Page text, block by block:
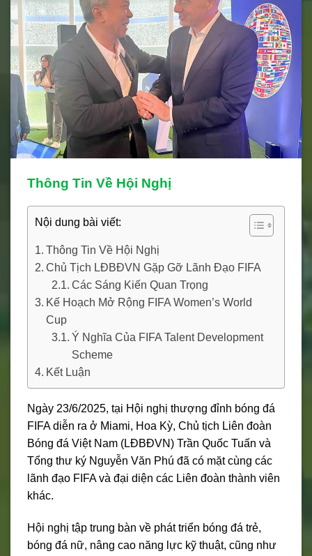
Thông Tin Về Hội Nghị
Nội dung bài viết:
Thông Tin Về Hội Nghị
Chủ Tịch LĐBĐVN Gặp Gỡ Lãnh Đạo FIFA
Các Sáng Kiến Quan Trọng
Kế Hoạch Mở Rộng FIFA Women’s World
Cup
Ý Nghĩa Của FIFA Talent Development
Scheme
Kết Luận
Ngày 23/6/2025, tại Hội nghị thượng đỉnh bóng đá
FIFA diễn ra ở Miami, Hoa Kỳ, Chủ tịch Liên đoàn
Bóng đá Việt Nam (LĐBĐVN) Trần Quốc Tuấn và
Tổng thư ký Nguyễn Văn Phú đã có mặt cùng các
lãnh đạo FIFA và đại diện các Liên đoàn thành viên
khác.
Hội nghị tập trung bàn về phát triển bóng đá trẻ,
bóng đá nữ, nâng cao năng lực kỹ thuật, cũng như